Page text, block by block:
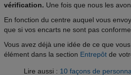
vérification. Une fois que nous les
En fonction du centre auquel vous
que si vos encarts ne sont pas
Vous avez déjà une idée de ce que
élément dans la section Entrepôt de
Lire aussi : 10 façons de